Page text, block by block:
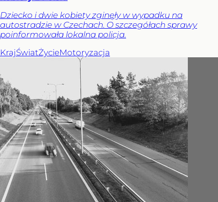
Dziecko i dwie kobiety zginęły w wypadku na
autostradzie w Czechach. O szczegółach sprawy
poinformowała lokalna policja.
KrajŚwiatŻycieMotoryzacja